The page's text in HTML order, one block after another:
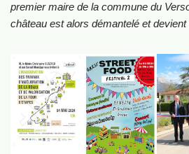
premier maire de la commune du
château est alors démantelé et